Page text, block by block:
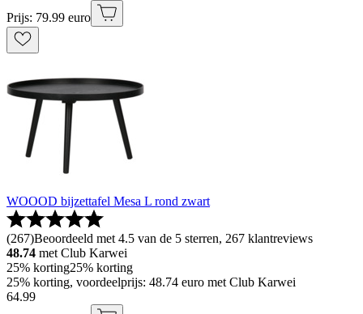
Prijs: 79.99 euro
WOOOD bijzettafel Mesa L rond zwart
(267)Beoordeeld met 4.5 van de 5 sterren, 267 klantreviews
48.74 met Club Karwei
25% korting25% korting
25% korting, voordeelprijs: 48.74 euro met Club Karwei
64.99